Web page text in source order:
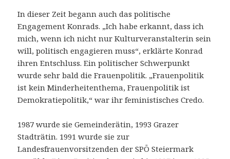
In dieser Zeit begann auch das politische
Engagement Konrads. „Ich habe erkannt, dass ich
mich, wenn ich nicht nur Kulturveranstalterin sein
will, politisch engagieren muss“, erklärte Konrad
ihren Entschluss. Ein politischer Schwerpunkt
wurde sehr bald die Frauenpolitik. „Frauenpolitik
ist kein Minderheitenthema, Frauenpolitik ist
Demokratiepolitik,“ war ihr feministisches Credo.
1987 wurde sie Gemeinderätin, 1993 Grazer
Stadträtin. 1991 wurde sie zur
Landesfrauenvorsitzenden der SPÖ Steiermark